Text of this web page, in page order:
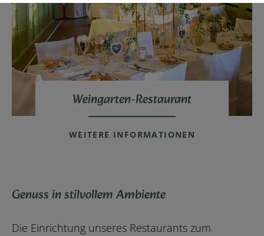
Weingarten-Restaurant
WEITERE INFORMATIONEN
Genuss in stilvollem Ambiente
Die Einrichtung unseres Restaurants zum